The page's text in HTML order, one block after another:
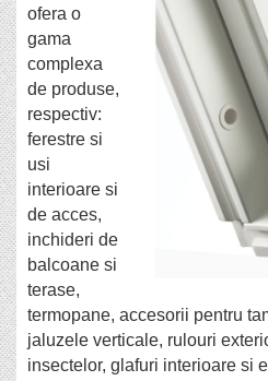
ofera o
gama
complexa
de produse,
respectiv:
ferestre si
usi
interioare si
de acces,
inchideri de
balcoane si
terase,
termopane, accesorii pentru
jaluzele verticale, rulouri
insectelor, glafuri interioare si